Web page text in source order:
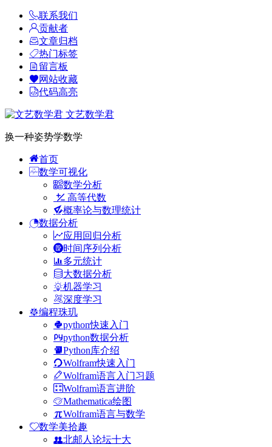
联系我们
贡献者
文章归档
热门标签
留言板
网站收藏
代码高亮
文艺数学君
换一种姿势学数学
首页
数学可视化
数学分析
高等代数
概率论与数理统计
数据分析
应用回归分析
时间序列分析
多元统计
大数据分析
机器学习
深度学习
编程珠玑
python快速入门
python数据分析
Python库介绍
Wolfram快速入门
Wolfram语言入门习题
Wolfram语言进阶
Mathematica绘图
Wolfram语言与数学
数学美拾趣
北邮人论坛十大